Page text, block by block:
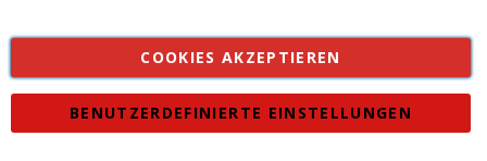
COOKIES AKZEPTIEREN
BENUTZERDEFINIERTE EINSTELLUNGEN